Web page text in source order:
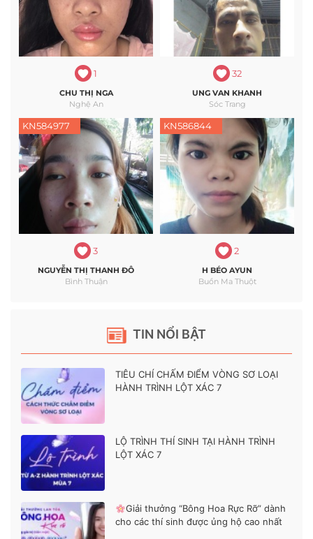
TIN NỔI BẬT
TIÊU CHÍ CHẤM ĐIỂM VÒNG SƠ LOẠI
HÀNH TRÌNH LỘT XÁC 7
LỘ TRÌNH THÍ SINH TẠI HÀNH TRÌNH
LỘT XÁC 7
Giải thưởng “Bông Hoa Rực Rỡ” dành
cho các thí sinh được ủng hộ cao nhất
1
CHU THỊ NGA
Nghệ An
32
UNG VAN KHANH
Sóc Trang
KN584977
3
NGUYỄN THỊ THANH ĐÔ
Bình Thuận
KN586844
2
H BÉO AYUN
Buồn Ma Thuột